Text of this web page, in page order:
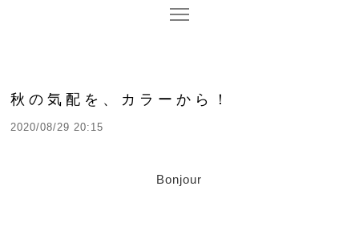
秋の気配を、カラーから！
2020/08/29 20:15
Bonjour